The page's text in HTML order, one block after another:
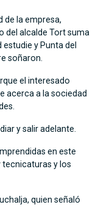
de la empresa,
del alcalde Tort suma
y Punta del
soñaron.
el interesado
acerca a la sociedad
y salir adelante.
en este
y los
quien señaló